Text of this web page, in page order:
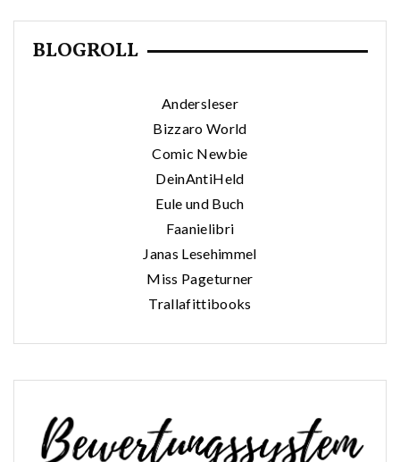
BLOGROLL
Andersleser
Bizzaro World
Comic Newbie
DeinAntiHeld
Eule und Buch
Faanielibri
Janas Lesehimmel
Miss Pageturner
Trallafittibooks